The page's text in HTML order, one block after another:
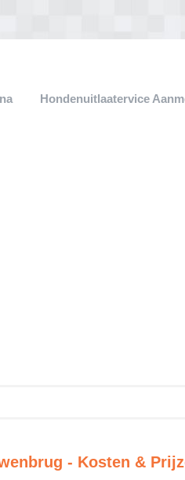
Hondenuitlaatervice
- Kosten &